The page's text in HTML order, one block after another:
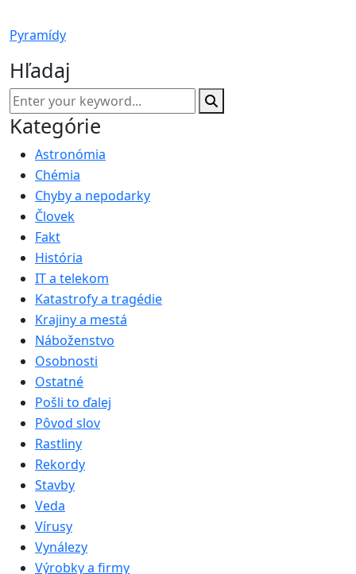
Pyramídy
Hľadaj
Kategórie
Astronómia
Chémia
Chyby a nepodarky
Človek
Fakt
História
IT a telekom
Katastrofy a tragédie
Krajiny a mestá
Náboženstvo
Osobnosti
Ostatné
Pošli to ďalej
Pôvod slov
Rastliny
Rekordy
Stavby
Veda
Vírusy
Vynálezy
Výrobky a firmy